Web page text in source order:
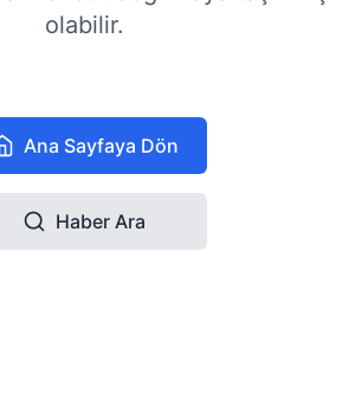
olabilir.
Ana Sayfaya Dön
Haber Ara